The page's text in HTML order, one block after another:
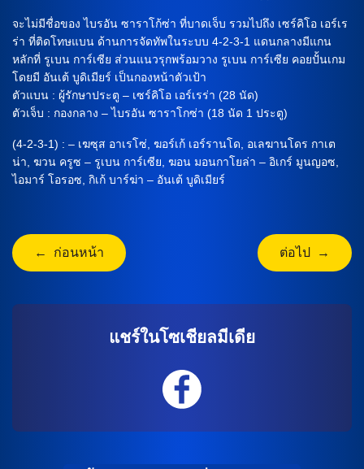
จะไม่มีชื่อของ ไบรอัน ซาราโก้ซ่า ที่บาดเจ็บ รวมไปถึง เซร์คิโอ เอร์เร
ร่า ที่ติดโทษแบน ด้านการจัดทัพในระบบ 4-2-3-1 แดนกลางมีแกน
หลักที่ รูเบน การ์เซีย ส่วนแนวรุกพร้อมวาง รูเบน การ์เซีย คอยปั้นเกม
โดยมี อันเต้ บูดิเมียร์ เป็นกองหน้าตัวเป้า
ตัวแบน : ผู้รักษาประตู – เซร์คิโอ เอร์เรร่า (28 นัด)
ตัวเจ็บ : กองกลาง – ไบรอัน ซาราโกซ่า (18 นัด 1 ประตู)
(4-2-3-1) : – เฆซุส อาเรโซ่, ฆอร์เก้ เอร์รานโด, อเลฆานโดร กาเต
น่า, ฆวน ครูซ – รูเบน การ์เซีย, ฆอน มอนกาโยล่า – อิเกร์ มูนญอซ,
ไอมาร์ โอรอซ, กิเก้ บาร์ฆ่า – อันเต้ บูดิเมียร์
← ก่อนหน้า ต่อไป →
แชร์ในโซเชียลมีเดีย